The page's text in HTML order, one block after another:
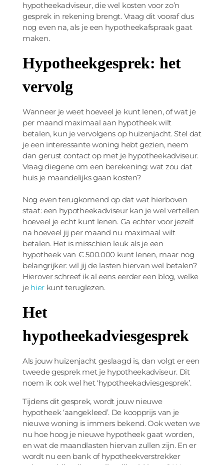
hypotheekadviseur, die wel kosten voor zo’n
gesprek in rekening brengt. Vraag dit vooraf dus
nog even na, als je een hypotheekafspraak gaat
maken.
Hypotheekgesprek: het
vervolg
Wanneer je weet hoeveel je kunt lenen, of wat je
per maand maximaal aan hypotheek wilt
betalen, kun je vervolgens op huizenjacht. Stel dat
je een interessante woning hebt gezien, neem
dan gerust contact op met je hypotheekadviseur.
Vraag diegene om een berekening: wat zou dat
huis je maandelijks gaan kosten?
Nog even terugkomend op dat wat hierboven
staat: een hypotheekadviseur kan je wel vertellen
hoeveel je echt kunt lenen. Ga echter voor jezelf
na hoeveel jij per maand nu maximaal wilt
betalen. Het is misschien leuk als je een
hypotheek van € 500.000 kunt lenen, maar nog
belangrijker: wil jij de lasten hiervan wel betalen?
Hierover schreef ik al eens eerder een blog, welke
je hierkunt teruglezen.
Het
hypotheekadviesgesprek
Als jouw huizenjacht geslaagd is, dan volgt er een
tweede gesprek met je hypotheekadviseur. Dit
noem ik ook wel het ‘hypotheekadviesgesprek’.
Tijdens dit gesprek, wordt jouw nieuwe
hypotheek ‘aangekleed’. De koopprijs van je
nieuwe woning is immers bekend. Ook weten we
nu hoe hoog je nieuwe hypotheek gaat worden,
en wat de maandlasten hiervan zullen zijn. En er
wordt nu een bank of hypotheekverstrekker